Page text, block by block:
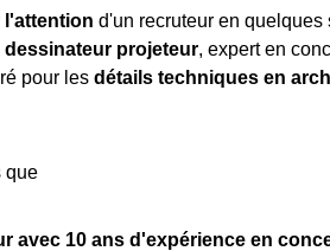
l'attention d'un recruteur en
dessinateur projeteur, expert en
pour les détails techniques en
que
avec 10 ans d'expérience en